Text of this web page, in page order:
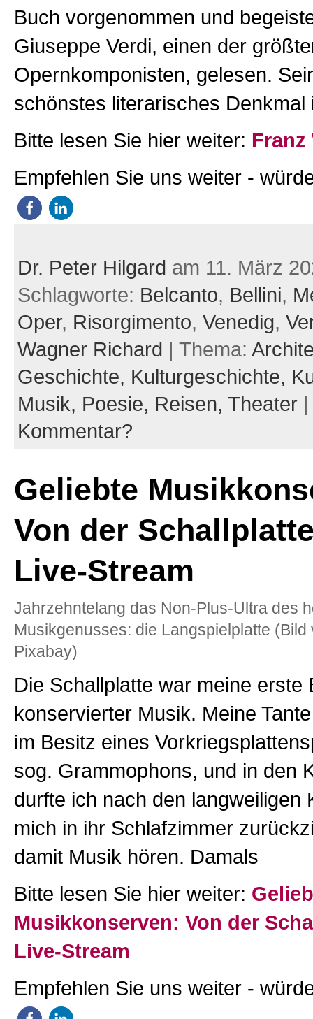
Buch vorgenommen und
Giuseppe Verdi, einen der
Opernkomponisten, gelesen.
schönstes literarisches Denkmal
Bitte lesen Sie hier weiter: Franz
Empfehlen Sie uns weiter -
Dr. Peter Hilgard am 11. März
Schlagworte: Belcanto, Bellini,
Oper, Risorgimento, Venedig,
Wagner Richard | Thema:
Geschichte, Kulturgeschichte,
Musik, Poesie, Reisen, Theater
Kommentar?
Geliebte
Von der
Live-Stream
Jahrzehntelang das Non-Plus-Ultra des
Musikgenusses: die Langspielplatte (Bild
Pixabay)
Die Schallplatte war meine erste
konservierter Musik. Meine
im Besitz eines
sog. Grammophons, und in den
durfte ich nach den langweiligen
mich in ihr Schlafzimmer
damit Musik hören. Damals
Bitte lesen Sie hier weiter:
Musikkonserven: Von der
Live-Stream
Empfehlen Sie uns weiter -